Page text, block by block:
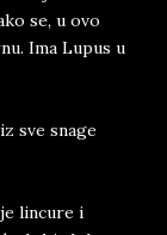
se, u ovo
Ima Lupus u
sve snage
lincure i